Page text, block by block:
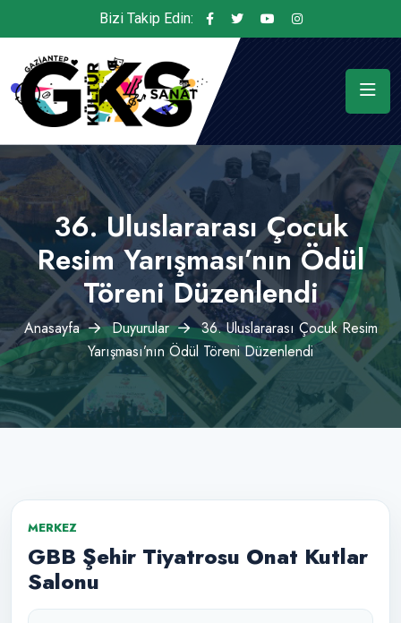
Bizi Takip Edin:
36. Uluslararası Çocuk
Resim Yarışması’nın Ödül
Töreni Düzenlendi
Anasayfa Duyurular
36. Uluslararası Çocuk Resim
Yarışması’nın Ödül Töreni Düzenlendi
MERKEZ
GBB Şehir Tiyatrosu Onat Kutlar
Salonu